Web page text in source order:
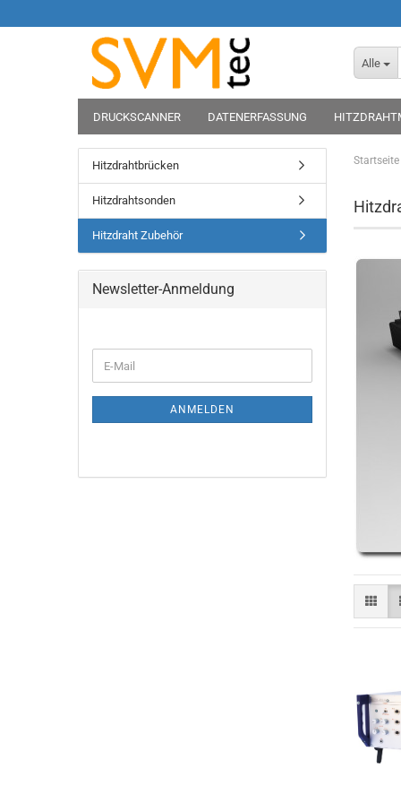
Alle
DRUCKSCANNER DATENERFASSUNG
Startseite
Hitzdrahtbrücken
Hitzdrahtsonden
Hitzdraht Zubehör
Newsletter-Anmeldung
ANMELDEN